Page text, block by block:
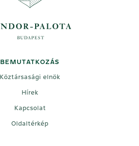
BEMUTATKOZÁS
Köztársasági elnök
Hírek
Kapcsolat
Oldaltérkép